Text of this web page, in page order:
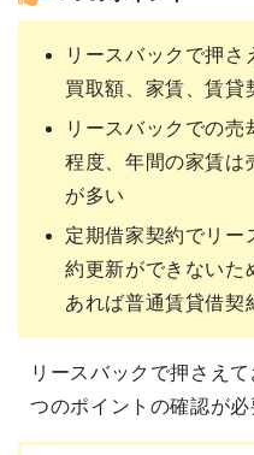
リースバックで押さ
買取額、家賃、賃貸
リースバックでの売
程度、年間の家賃は
が多い
定期借家契約でリー
約更新ができないた
あれば普通賃貸借契
リースバックで押さえ
つのポイントの確認が必